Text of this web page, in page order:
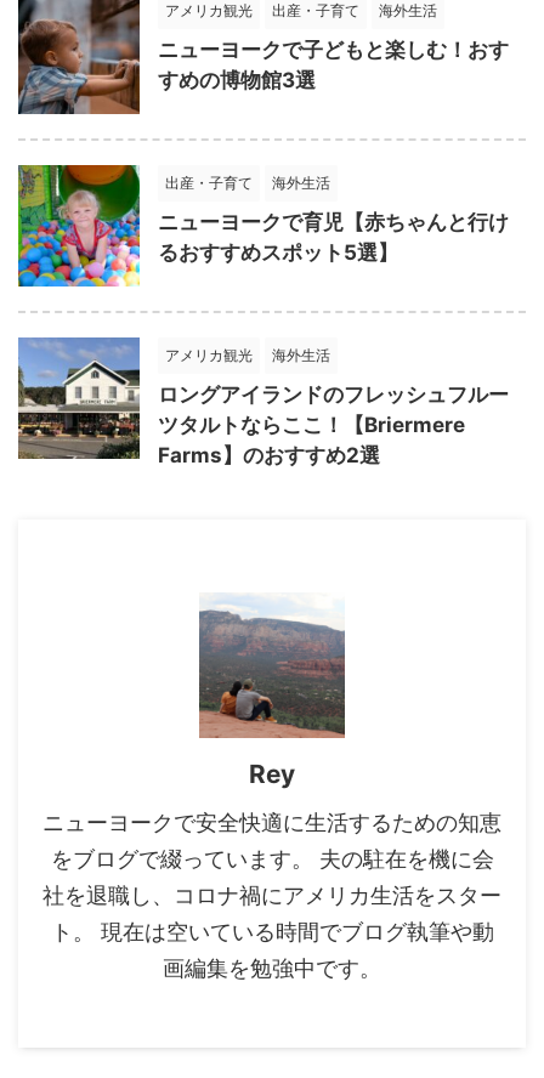
アメリカ観光 出産・子育て 海外生活
ニューヨークで子どもと楽しむ！おす
すめの博物館3選
出産・子育て 海外生活
ニューヨークで育児【赤ちゃんと行け
るおすすめスポット5選】
アメリカ観光 海外生活
ロングアイランドのフレッシュフルー
ツタルトならここ！【Briermere
Farms】のおすすめ2選
Rey
ニューヨークで安全快適に生活するための知恵
をブログで綴っています。 夫の駐在を機に会
社を退職し、コロナ禍にアメリカ生活をスター
ト。 現在は空いている時間でブログ執筆や動
画編集を勉強中です。